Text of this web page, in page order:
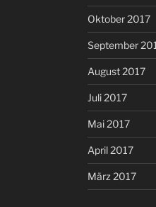
Oktober 2017
September
August 2017
Juli 2017
Mai 2017
April 2017
März 2017